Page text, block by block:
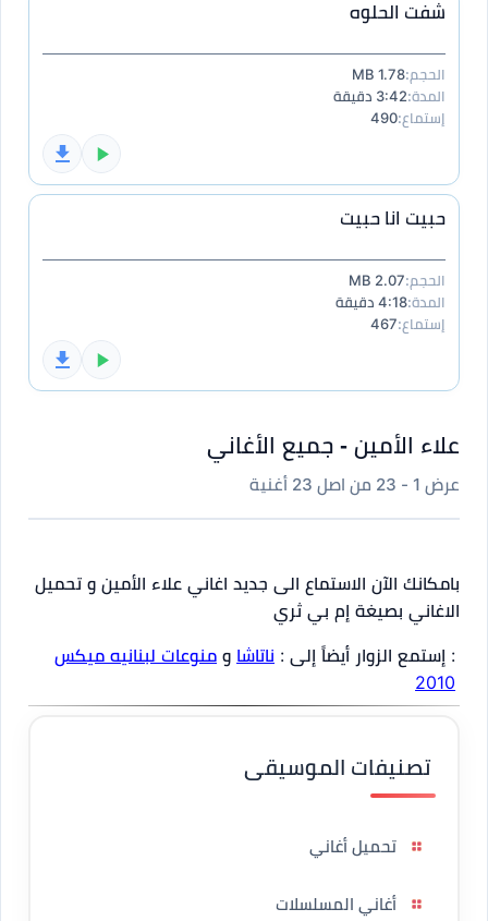
شفت الحلوه
الحجم:1.78 MB
المدة:3:42 دقيقة
إستماع:490
حبيت انا حبيت
الحجم:2.07 MB
المدة:4:18 دقيقة
إستماع:467
علاء الأمين - جميع الأغاني
عرض 1 - 23 من اصل 23 أغنية
بامكانك الآن الاستماع الى جديد اغاني علاء الأمين و تحميل
الاغاني بصيغة إم بي ثري
: إستمع الزوار أيضاً إلى : ناتاشا و منوعات لبنانيه ميكس
2010
تصنيفات الموسيقى
تحميل أغاني
أغاني المسلسلات